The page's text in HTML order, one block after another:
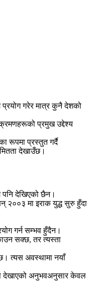
प्रयोग गरेर मात्र कुनै देशको
प्रमुख उद्देश्य
रूपमा प्रस्तुत गर्दै
देखाउँछ।
पनि देखिएको छैन।
२००३ मा इराक युद्ध सुरु हुँदा
गर्न सम्भव हुँदैन।
सक्छ, तर त्यस्ता
त्यस अवस्थामा नयाँ
देखाएको अनुभवअनुसार केवल